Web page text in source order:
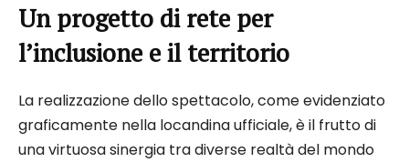
Un progetto di rete per
l’inclusione e il territorio
La realizzazione dello spettacolo, come evidenziato
graficamente nella locandina ufficiale, è il frutto di
una virtuosa sinergia tra diverse realtà del mondo